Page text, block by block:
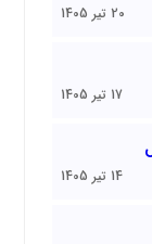
20 تیر 1405
17 تیر 1405
14 تیر 1405